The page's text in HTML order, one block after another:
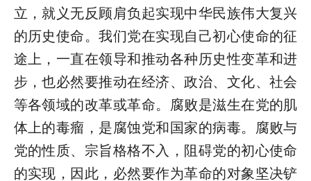
立，就义无反顾肩负起实现中华民族伟大复兴
的历史使命。我们党在实现自己初心使命的征
途上，一直在领导和推动各种历史性变革和进
步，也必然要推动在经济、政治、文化、社会
等各领域的改革或革命。腐败是滋生在党的肌
体上的毒瘤，是腐蚀党和国家的病毒。腐败与
党的性质、宗旨格格不入，阻碍党的初心使命
的实现，因此，必然要作为革命的对象坚决铲